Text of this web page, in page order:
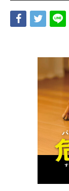
Share Tweet